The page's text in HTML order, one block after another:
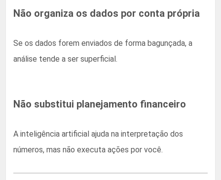
Não organiza os dados por conta própria
Se os dados forem enviados de forma bagunçada, a
análise tende a ser superficial.
Não substitui planejamento financeiro
A inteligência artificial ajuda na interpretação dos
números, mas não executa ações por você.